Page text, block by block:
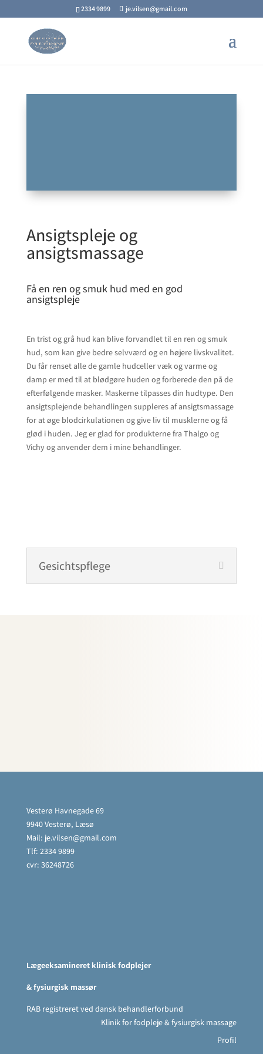
2334 9899 je.vilsen@gmail.com
Ansigtspleje og
ansigtsmassage
Få en ren og smuk hud med en god
ansigtspleje
En trist og grå hud kan blive forvandlet til en ren og smuk
hud, som kan give bedre selvværd og en højere livskvalitet.
Du får renset alle de gamle hudceller væk og varme og
damp er med til at blødgøre huden og forberede den på de
efterfølgende masker. Maskerne tilpasses din hudtype. Den
ansigtsplejende behandlingen suppleres af ansigtsmassage
for at øge blodcirkulationen og give liv til musklerne og få
glød i huden. Jeg er glad for produkterne fra Thalgo og
Vichy og anvender dem i mine behandlinger.
Gesichtspflege
Vesterø Havnegade 69
9940 Vesterø, Læsø
Mail: je.vilsen@gmail.com
Tlf: 2334 9899
cvr: 36248726
Lægeeksamineret klinisk fodplejer
& fysiurgisk massør
RAB registreret ved dansk behandlerforbund
Klinik for fodpleje & fysiurgisk massage
Profil